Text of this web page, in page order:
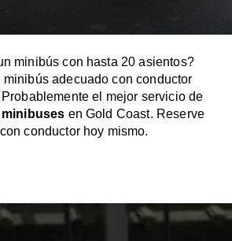
minibús con hasta 20 asientos?
minibús adecuado con conductor
el mejor servicio de
en Gold Coast. Reserve
conductor hoy mismo.